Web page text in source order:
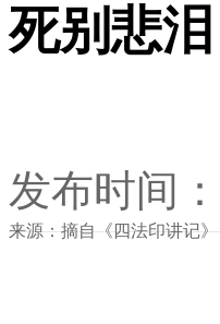
死别悲泪
发布时间
来源：摘自《四法印讲记